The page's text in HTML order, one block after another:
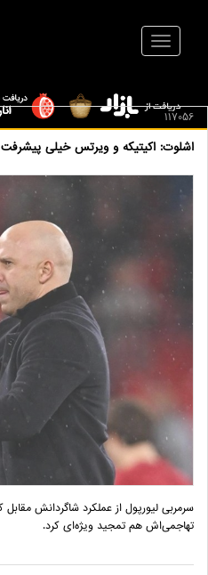
117056
اشلوت: اکیتیکه و ویرتس خیلی پیشرفت
سرمربی لیورپول از عملکرد شاگردانش مقابل
تهاجمی‌اش هم تمجید ویژه‌ای کرد.